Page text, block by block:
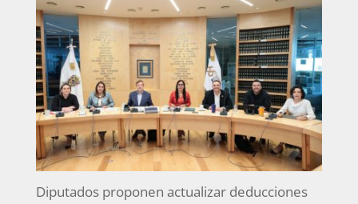
Diputados proponen actualizar deducciones